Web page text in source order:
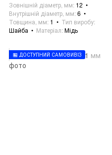
Зовнішній діаметр, мм 12
Внутрішній діаметр, мм 6
Товщина, мм 1
Тип виробу
Шайба
Матеріал Мідь
🏪 ДОСТУПНИЙ САМОВИВІЗ